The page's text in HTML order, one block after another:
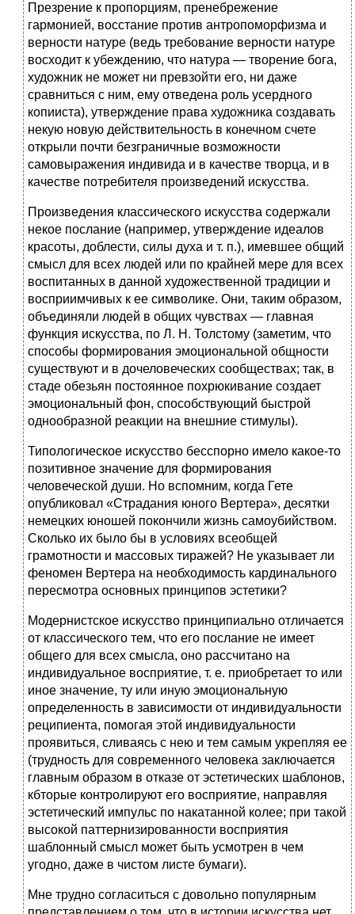
Презрение к пропорциям, пренебрежение
гармонией, восстание против антропоморфизма и
верности натуре (ведь требование верности натуре
восходит к убеждению, что натура — творение бога,
художник не может ни превзойти его, ни даже
сравниться с ним, ему отведена роль усердного
копииста), утверждение права художника создавать
некую новую действительность в конечном счете
открыли почти безграничные возможности
самовыражения индивида и в качестве творца, и в
качестве потребителя произведений искусства.
Произведения классического искусства содержали
некое послание (например, утверждение идеалов
красоты, доблести, силы духа и т. п.), имевшее общий
смысл для всех людей или по крайней мере для всех
воспитанных в данной художественной традиции и
восприимчивых к ее символике. Они, таким образом,
объединяли людей в общих чувствах — главная
функция искусства, по Л. Н. Толстому (заметим, что
способы формирования эмоциональной общности
существуют и в дочеловеческих сообществах; так, в
стаде обезьян постоянное похрюкивание создает
эмоциональный фон, способствующий быстрой
однообразной реакции на внешние стимулы).
Типологическое искусство бесспорно имело какое-то
позитивное значение для формирования
человеческой души. Но вспомним, когда Гете
опубликовал «Страдания юного Вертера», десятки
немецких юношей покончили жизнь самоубийством.
Сколько их было бы в условиях всеобщей
грамотности и массовых тиражей? Не указывает ли
феномен Вертера на необходимость кардинального
пересмотра основных принципов эстетики?
Модернистское искусство принципиально отличается
от классического тем, что его послание не имеет
общего для всех смысла, оно рассчитано на
индивидуальное восприятие, т. е. приобретает то или
иное значение, ту или иную эмоциональную
определенность в зависимости от индивидуальности
реципиента, помогая этой индивидуальности
проявиться, сливаясь с нею и тем самым укрепляя ее
(трудность для современного человека заключается
главным образом в отказе от эстетических шаблонов,
кбторые контролируют его восприятие, направляя
эстетический импульс по накатанной колее; при такой
высокой паттернизированности восприятия
шаблонный смысл может быть усмотрен в чем
угодно, даже в чистом листе бумаги).
Мне трудно согласиться с довольно популярным